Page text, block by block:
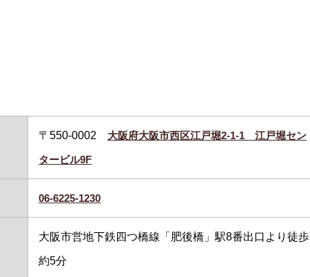
〒550-0002 大阪府大阪市西区江戸堀2-1-1 江戸堀セン
タービル9F
06-6225-1230
大阪市営地下鉄四つ橋線「肥後橋」駅8番出口より徒歩
約5分